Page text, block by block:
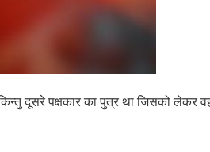
किन्तु दूसरे पक्षकार का पुत्र था जिसको लेकर